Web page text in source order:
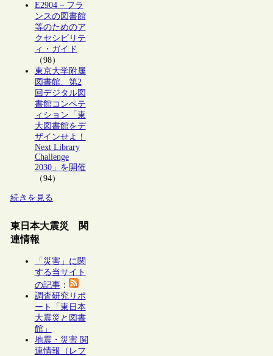
E2904 – フラ
ンスの図書館
等のためのア
クセシビリテ
ィ・ガイド
（98）
東京大学附属
図書館、第2
回デジタル図
書館コンペテ
ィション「東
大図書館をデ
ザインせよ！
Next Library
Challenge
2030」を開催
（94）
続きを見る
東日本大震災 関
連情報
「災害」に関
する当サイト
の記事：
調査研究リポ
ート「東日本
大震災と図書
館」
地震・災害 関
連情報（レフ